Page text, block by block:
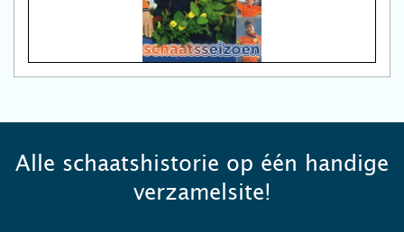
Alle schaatshistorie op één handige
verzamelsite!